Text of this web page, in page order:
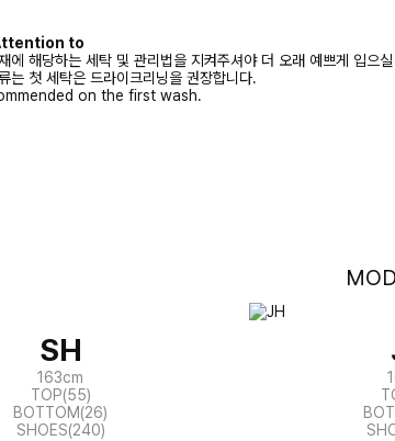
Attention to
에 해당하는 세탁 및 관리법을 지켜주셔야 더 오래 예쁘게 입으
는 첫 세탁은 드라이크리닝을 권장합니다.
on the first wash.
SH
163cm
TOP(55)
BOTTOM(26)
SHOES(240)